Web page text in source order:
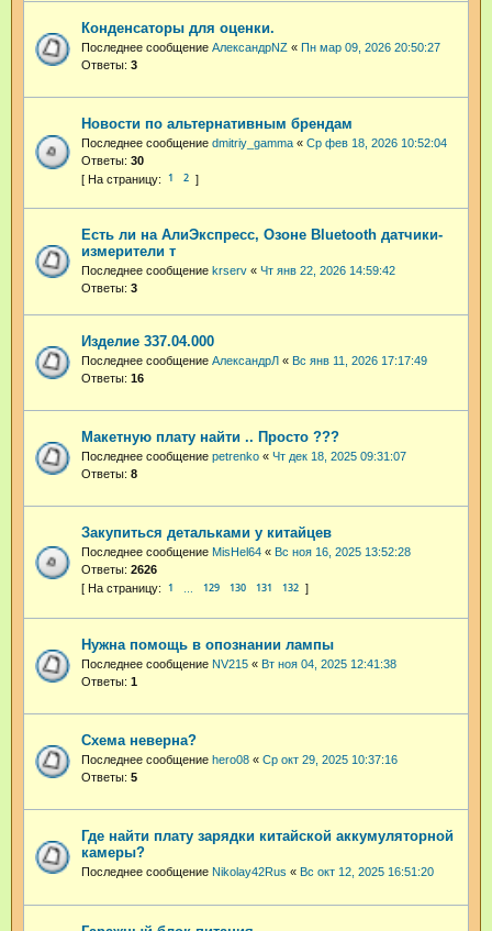
Конденсаторы для оценки.
Последнее сообщение АлександрNZ « Пн мар 09, 2026 20:50:27
Ответы: 3
Новости по альтернативным брендам
Последнее сообщение dmitriy_gamma « Ср фев 18, 2026 10:52:04
Ответы: 30
1 2
Есть ли на АлиЭкспресс, Озоне Bluetooth датчики-
измерители т
Последнее сообщение krserv « Чт янв 22, 2026 14:59:42
Ответы: 3
Изделие 337.04.000
Последнее сообщение АлександрЛ « Вс янв 11, 2026 17:17:49
Ответы: 16
Maкетную плату найти .. Просто ???
Последнее сообщение petrenko « Чт дек 18, 2025 09:31:07
Ответы: 8
Закупиться детальками у китайцев
Последнее сообщение MisHel64 « Вс ноя 16, 2025 13:52:28
Ответы: 2626
1 129 130 131 132
Нужна помощь в опознании лампы
Последнее сообщение NV215 « Вт ноя 04, 2025 12:41:38
Ответы: 1
Схема неверна?
Последнее сообщение hero08 « Ср окт 29, 2025 10:37:16
Ответы: 5
Где найти плату зарядки китайской аккумуляторной
камеры?
Последнее сообщение Nikolay42Rus « Вс окт 12, 2025 16:51:20